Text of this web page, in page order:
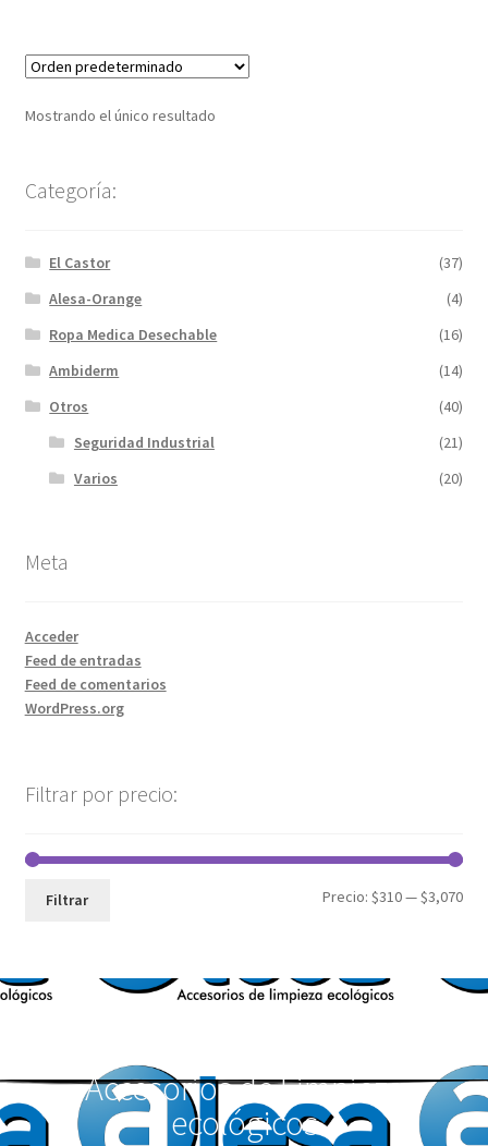
Mostrando el único resultado
Categoría:
El Castor
(37)
Alesa-Orange
(4)
Ropa Medica Desechable
(16)
Ambiderm
(14)
Otros
(40)
Seguridad Industrial
(21)
Varios
(20)
Meta
Acceder
Feed de entradas
Feed de comentarios
WordPress.org
Filtrar por precio:
Filtrar Precio: $310— $3,070
Accesorios de Limpieza
ecológicos